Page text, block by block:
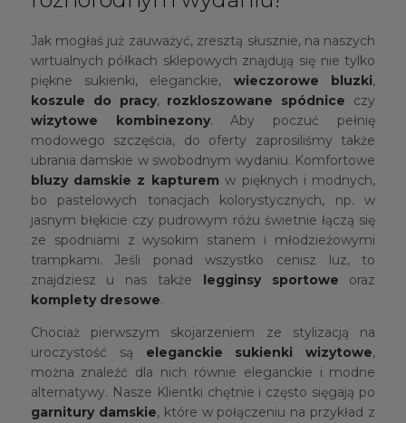
Jak mogłaś już zauważyć, zresztą słusznie, na naszych
wirtualnych półkach sklepowych znajdują się nie tylko
piękne sukienki, eleganckie, wieczorowe bluzki,
koszule do pracy, rozkloszowane spódnice czy
wizytowe kombinezony. Aby poczuć pełnię
modowego szczęścia, do oferty zaprosiliśmy także
ubrania damskie w swobodnym wydaniu. Komfortowe
bluzy damskie z kapturem w pięknych i modnych,
bo pastelowych tonacjach kolorystycznych, np. w
jasnym błękicie czy pudrowym różu świetnie łączą się
ze spodniami z wysokim stanem i młodzieżowymi
trampkami. Jeśli ponad wszystko cenisz luz, to
znajdziesz u nas także
legginsy sportowe oraz
komplety dresowe.
Chociaż pierwszym skojarzeniem ze stylizacją na
uroczystość są eleganckie sukienki wizytowe,
można znaleźć dla nich równie eleganckie i modne
alternatywy. Nasze Klientki chętnie i często sięgają po
garnitury damskie, które w połączeniu na przykład z